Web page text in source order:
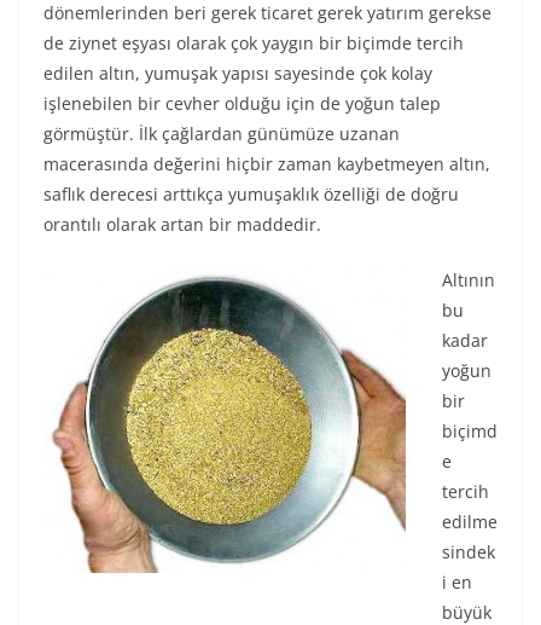
dönemlerinden beri gerek ticaret gerek yatırım gerekse
de ziynet eşyası olarak çok yaygın bir biçimde tercih
edilen altın, yumuşak yapısı sayesinde çok kolay
işlenebilen bir cevher olduğu için de yoğun talep
görmüştür. İlk çağlardan günümüze uzanan
macerasında değerini hiçbir zaman kaybetmeyen altın,
saflık derecesi arttıkça yumuşaklık özelliği de doğru
orantılı olarak artan bir maddedir.
Altının
bu
kadar
yoğun
bir
biçimd
e
tercih
edilme
sindek
i en
büyük